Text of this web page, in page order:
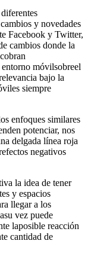
y novedades
Facebook y Twitter,
cambios donde la
móvilsobreel
bajo la
siempre
enfoques similares
potenciar, nos
delgada línea roja
negativos
la idea de tener
y espacios
llegar a los
vez puede
laposible reacción
cantidad de